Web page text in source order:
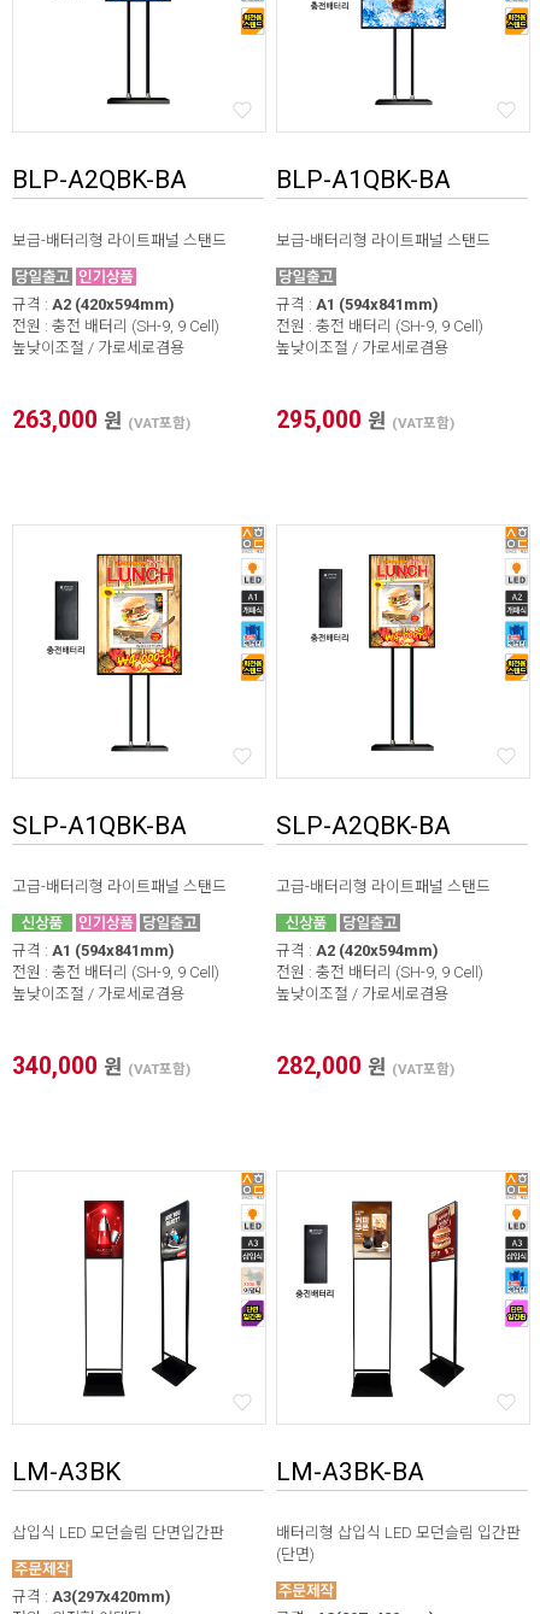
BLP-A2QBK-BA
보급-배터리형 라이트패널 스탠드
규격 : A2 (420x594mm)
전원 : 충전 배터리 (SH-9, 9 Cell)
높낮이조절 / 가로세로겸용
263,000 원 (VAT포함)
BLP-A1QBK-BA
보급-배터리형 라이트패널 스탠드
규격 : A1 (594x841mm)
전원 : 충전 배터리 (SH-9, 9 Cell)
높낮이조절 / 가로세로겸용
295,000 원 (VAT포함)
SLP-A1QBK-BA
고급-배터리형 라이트패널 스탠드
규격 : A1 (594x841mm)
전원 : 충전 배터리 (SH-9, 9 Cell)
높낮이조절 / 가로세로겸용
340,000 원 (VAT포함)
SLP-A2QBK-BA
고급-배터리형 라이트패널 스탠드
규격 : A2 (420x594mm)
전원 : 충전 배터리 (SH-9, 9 Cell)
높낮이조절 / 가로세로겸용
282,000 원 (VAT포함)
LM-A3BK
삽입식 LED 모던슬림 단면입간판
규격 : A3(297x420mm)
LM-A3BK-BA
배터리형 삽입식 LED 모던슬림 입간판
(단면)